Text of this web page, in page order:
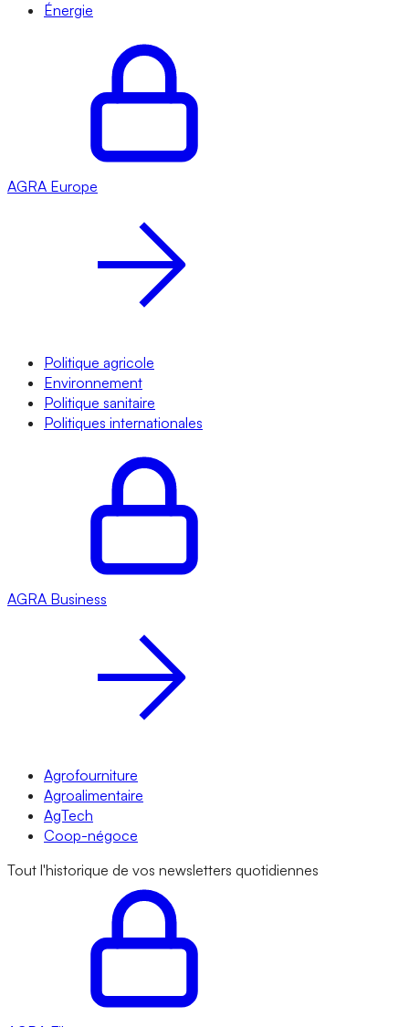
Énergie
AGRA Europe
Politique agricole
Environnement
Politique sanitaire
Politiques internationales
AGRA Business
Agrofourniture
Agroalimentaire
AgTech
Coop-négoce
Tout l'historique de vos newsletters quotidiennes